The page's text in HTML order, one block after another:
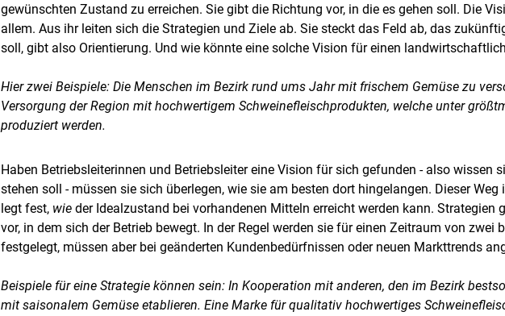
Skip to main content
gewünschten Zustand zu erreichen. Sie gibt die Richtung vor, in die es gehen soll. Die
allem. Aus ihr leiten sich die Strategien und Ziele ab. Sie steckt das Feld ab, das
soll, gibt also Orientierung. Und wie könnte eine solche Vision für einen
Hier zwei Beispiele: Die Menschen im Bezirk rund ums Jahr mit frischem Gemüse zu
Versorgung der Region mit hochwertigem Schweinefleischprodukten, welche unter
produziert werden.
Haben Betriebsleiterinnen und Betriebsleiter eine Vision für sich gefunden - also wissen
stehen soll - müssen sie sich überlegen, wie sie am besten dort hingelangen. Dieser Weg
legt fest, wie der Idealzustand bei vorhandenen Mitteln erreicht werden kann. Strategien
vor, in dem sich der Betrieb bewegt. In der Regel werden sie für einen Zeitraum von zwei
festgelegt, müssen aber bei geänderten Kundenbedürfnissen oder neuen Markttrends
Beispiele für eine Strategie können sein: In Kooperation mit anderen, den im Bezirk
mit saisonalem Gemüse etablieren. Eine Marke für qualitativ hochwertiges